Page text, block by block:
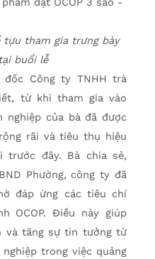
tựu tham gia trưng bày
buổi lễ
đốc Công ty TNHH trà
từ khi tham gia vào
nghiệp của bà đã được
rãi và tiêu thụ hiệu
trước đây. Bà chia sẻ,
Phường, công ty đã
đáp ứng các tiêu chí
OCOP. Điều này giúp
và tăng sự tin tưởng từ
trong việc quảng